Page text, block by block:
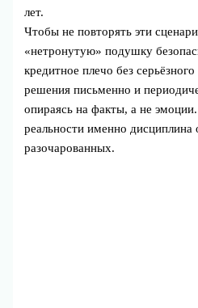
лет.
Чтобы не повторять эти
«нетронутую» подушку
кредитное плечо без
решения письменно и
опираясь на факты, а не
реальности именно
разочарованных.